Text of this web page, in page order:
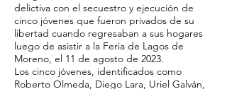
delictiva con el secuestro y ejecución de
cinco jóvenes que fueron privados de su
libertad cuando regresaban a sus hogares
luego de asistir a la Feria de Lagos de
Moreno, el 11 de agosto de 2023.
Los cinco jóvenes, identificados como
Roberto Olmeda, Diego Lara, Uriel Galván,